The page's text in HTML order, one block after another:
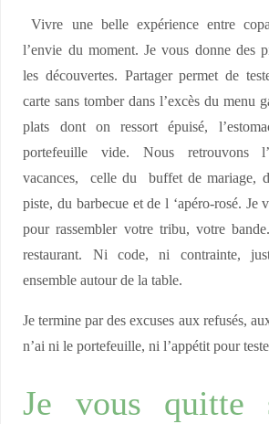
Vivre une belle expérience entre
l’envie du moment. Je vous donne des
les découvertes. Partager permet de
carte sans tomber dans l’excès du menu
plats dont on ressort épuisé,
portefeuille vide. Nous retrouvons
vacances, celle du buffet de mariage,
piste, du barbecue et de l ‘apéro-rosé. Je
pour rassembler votre tribu, votre
restaurant. Ni code, ni contrainte,
ensemble autour de la table.
Je termine par des excuses aux refusés,
n’ai ni le portefeuille, ni l’appétit pour
Je vous quitte